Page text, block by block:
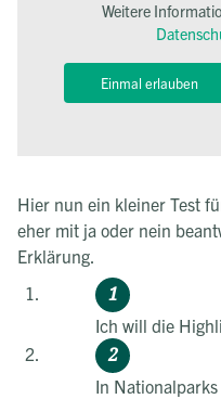
Weitere
Einmal erlauben
Hier nun ein kleiner Test
eher mit ja oder nein
Erklärung.
Ich will die
In